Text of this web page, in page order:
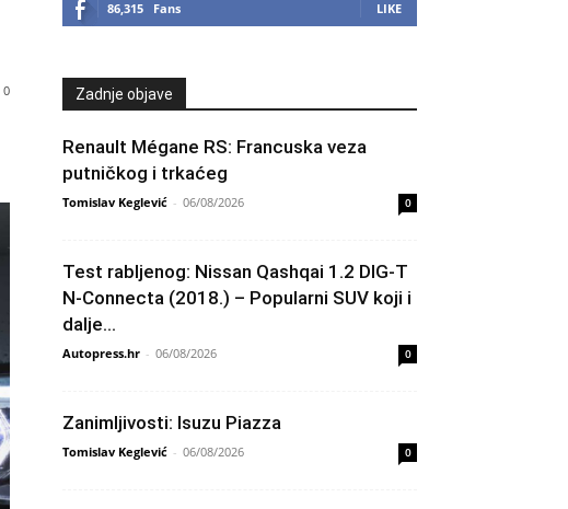
0
86,315 Fans LIKE
Zadnje objave
Renault Mégane RS: Francuska veza
putničkog i trkaćeg
Tomislav Keglević - 06/08/2026 0
Test rabljenog: Nissan Qashqai 1.2 DIG-T
N-Connecta (2018.) – Popularni SUV koji i
dalje...
Autopress.hr - 06/08/2026 0
Zanimljivosti: Isuzu Piazza
Tomislav Keglević - 06/08/2026 0